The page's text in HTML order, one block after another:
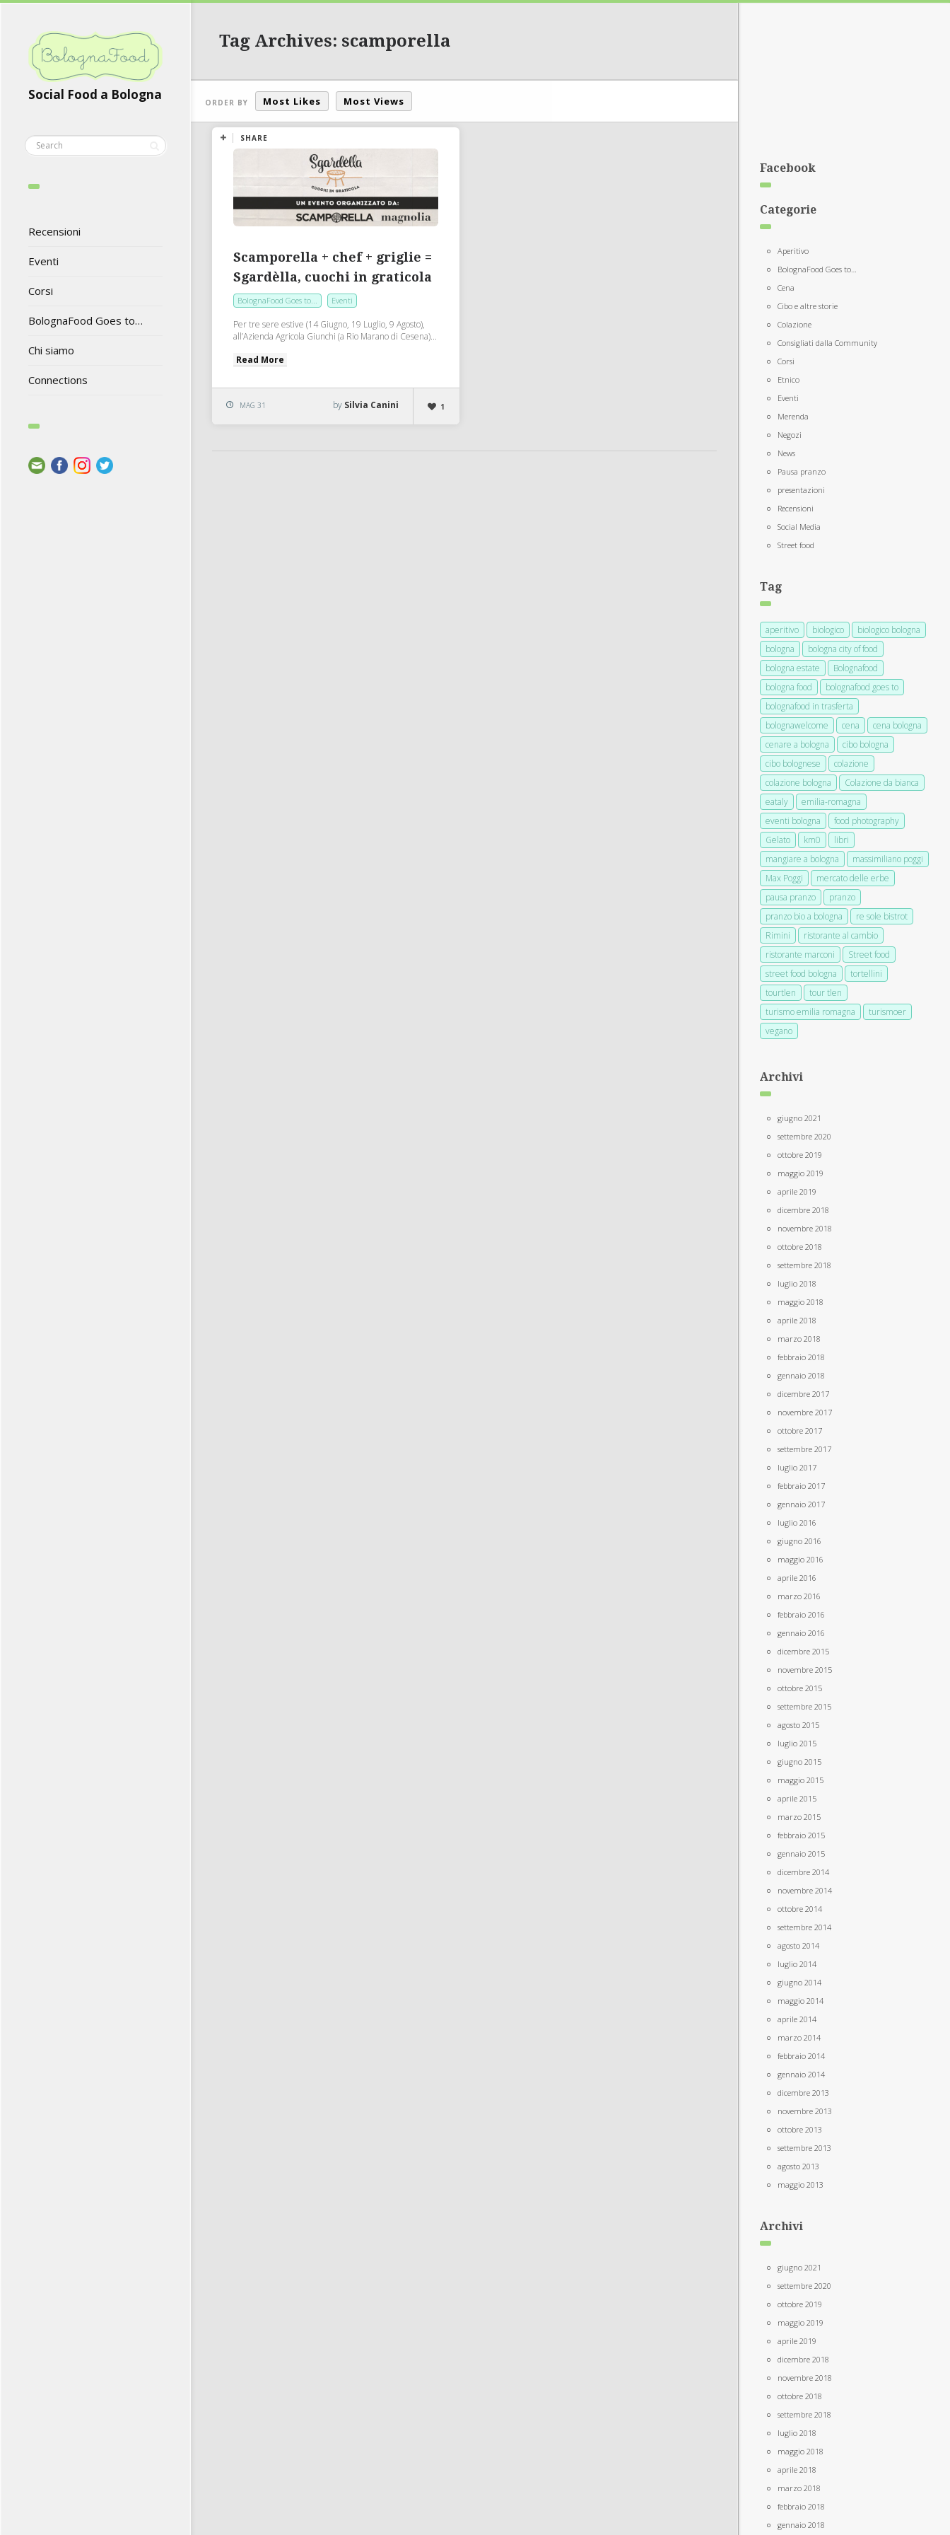
Social Food a Bologna
Recensioni
Eventi
Corsi
BolognaFood Goes to…
Chi siamo
Connections
Tag Archives: scamporella
ORDER BY Most Likes Most Views
SHARE
Scamporella + chef + griglie =
Sgardèlla, cuochi in graticola
BolognaFood Goes to... Eventi
Per tre sere estive (14 Giugno, 19 Luglio, 9 Agosto),
all’Azienda Agricola Giunchi (a Rio Marano di Cesena)...
Read More
MAG 31 1
by Silvia Canini
Facebook
Categorie
Aperitivo
BolognaFood Goes to…
Cena
Cibo e altre storie
Colazione
Consigliati dalla Community
Corsi
Etnico
Eventi
Merenda
Negozi
News
Pausa pranzo
presentazioni
Recensioni
Social Media
Street food
Tag
aperitivo biologico
biologico bologna
bologna
bologna city of food
bologna estate
Bolognafood
bologna food
bolognafood goes to
bolognafood in trasferta
bolognawelcome
cena
cena bologna
cenare a bologna
cibo bologna
cibo bolognese
colazione
colazione bologna
Colazione da bianca
eataly
emilia-romagna
eventi bologna
food photography
Gelato
km0
libri
mangiare a bologna
massimiliano poggi
Max Poggi
mercato delle erbe
pausa pranzo
pranzo
pranzo bio a bologna
re sole bistrot
Rimini
ristorante al cambio
ristorante marconi
Street food
street food bologna
tortellini
tourtlen
tour tlen
turismo emilia romagna
turismoer
vegano
Archivi
giugno 2021
settembre 2020
ottobre 2019
maggio 2019
aprile 2019
dicembre 2018
novembre 2018
ottobre 2018
settembre 2018
luglio 2018
maggio 2018
aprile 2018
marzo 2018
febbraio 2018
gennaio 2018
dicembre 2017
novembre 2017
ottobre 2017
settembre 2017
luglio 2017
febbraio 2017
gennaio 2017
luglio 2016
giugno 2016
maggio 2016
aprile 2016
marzo 2016
febbraio 2016
gennaio 2016
dicembre 2015
novembre 2015
ottobre 2015
settembre 2015
agosto 2015
luglio 2015
giugno 2015
maggio 2015
aprile 2015
marzo 2015
febbraio 2015
gennaio 2015
dicembre 2014
novembre 2014
ottobre 2014
settembre 2014
agosto 2014
luglio 2014
giugno 2014
maggio 2014
aprile 2014
marzo 2014
febbraio 2014
gennaio 2014
dicembre 2013
novembre 2013
ottobre 2013
settembre 2013
agosto 2013
maggio 2013
Archivi
giugno 2021
settembre 2020
ottobre 2019
maggio 2019
aprile 2019
dicembre 2018
novembre 2018
ottobre 2018
settembre 2018
luglio 2018
maggio 2018
aprile 2018
marzo 2018
febbraio 2018
gennaio 2018